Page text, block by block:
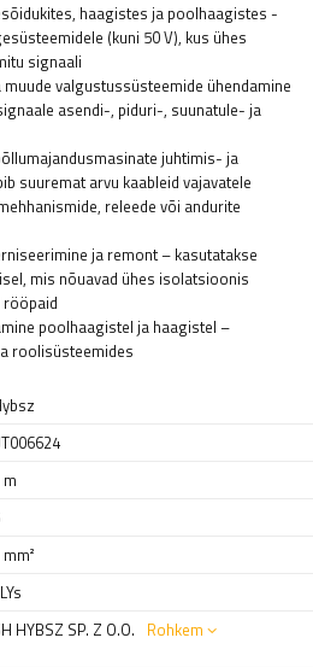
haagistes ja poolhaagistes -
(kuni 50 V), kus ühes
signaali
valgustussüsteemide ühendamine
asendi-, piduri-, suunatule- ja
juhtimis- ja
suuremat arvu kaableid vajavatele
releede või andurite
ja remont – kasutatakse
mis nõuavad ühes isolatsioonis
rööpaid
poolhaagistel ja haagistel –
roolisüsteemides
m
mm²
HYBSZ SP. Z O.O. Rohkem